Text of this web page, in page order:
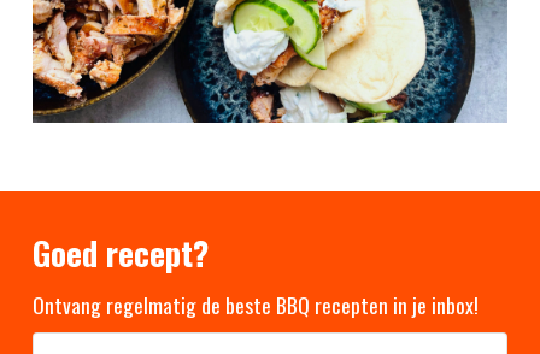
Goed recept?
Ontvang regelmatig de beste BBQ recepten in je inbox!